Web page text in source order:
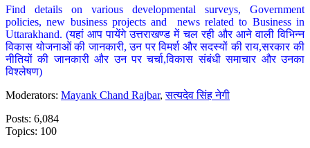
Find details on various developmental surveys, Government
policies, new business projects and news related to Business in
Uttarakhand. (यहां आप पायेंगे उत्तराखण्ड में चल रही और आने वाली विभिन्न
विकास योजनाओं की जानकारी, उन पर विमर्श और सदस्यों की राय,सरकार की
नीतियों की जानकारी और उन पर चर्चा,विकास संबंधी समाचार और उनका
विश्लेषण)
Moderators: Mayank Chand Rajbar,सत्यदेव सिंह नेगी
Posts: 6,084
Topics: 100